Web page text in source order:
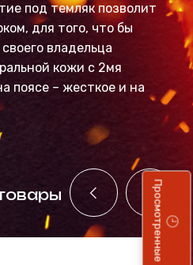
под темляк позволит
для того, что бы
владельца
кожи с 2мя
поясе – жесткое и на
Просмотренные